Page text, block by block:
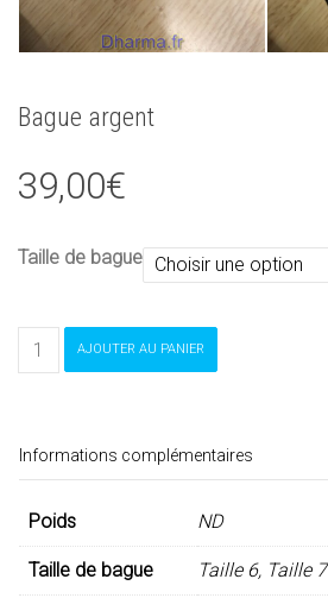
Bague argent
39,00€
Taille de bague
quantité
AJOUTER AU PANIER
Informations complémentaires
Poids ND
Taille de bague Taille 6, Taille 7